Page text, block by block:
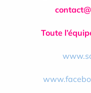
Toute